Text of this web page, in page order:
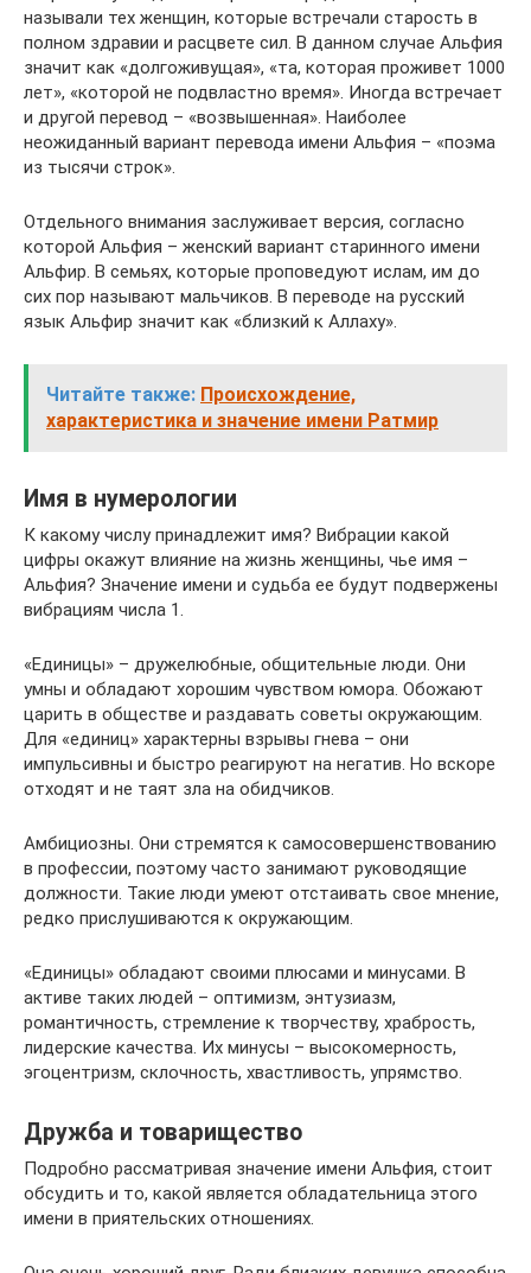
называли тех женщин, которые встречали старость в
полном здравии и расцвете сил. В данном случае Альфия
значит как «долгоживущая», «та, которая проживет 1000
лет», «которой не подвластно время». Иногда встречает
и другой перевод – «возвышенная». Наиболее
неожиданный вариант перевода имени Альфия – «поэма
из тысячи строк».
Отдельного внимания заслуживает версия, согласно
которой Альфия – женский вариант старинного имени
Альфир. В семьях, которые проповедуют ислам, им до
сих пор называют мальчиков. В переводе на русский
язык Альфир значит как «близкий к Аллаху».
Читайте также: Происхождение,
характеристика и значение имени Ратмир
Имя в нумерологии
К какому числу принадлежит имя? Вибрации какой
цифры окажут влияние на жизнь женщины, чье имя –
Альфия? Значение имени и судьба ее будут подвержены
вибрациям числа 1.
«Единицы» – дружелюбные, общительные люди. Они
умны и обладают хорошим чувством юмора. Обожают
царить в обществе и раздавать советы окружающим.
Для «единиц» характерны взрывы гнева – они
импульсивны и быстро реагируют на негатив. Но вскоре
отходят и не таят зла на обидчиков.
Амбициозны. Они стремятся к самосовершенствованию
в профессии, поэтому часто занимают руководящие
должности. Такие люди умеют отстаивать свое мнение,
редко прислушиваются к окружающим.
«Единицы» обладают своими плюсами и минусами. В
активе таких людей – оптимизм, энтузиазм,
романтичность, стремление к творчеству, храбрость,
лидерские качества. Их минусы – высокомерность,
эгоцентризм, склочность, хвастливость, упрямство.
Дружба и товарищество
Подробно рассматривая значение имени Альфия, стоит
обсудить и то, какой является обладательница этого
имени в приятельских отношениях.